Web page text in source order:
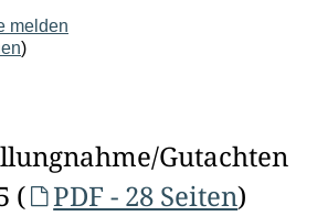
melden
)
Gutachten
(
PDF - 28 Seiten)